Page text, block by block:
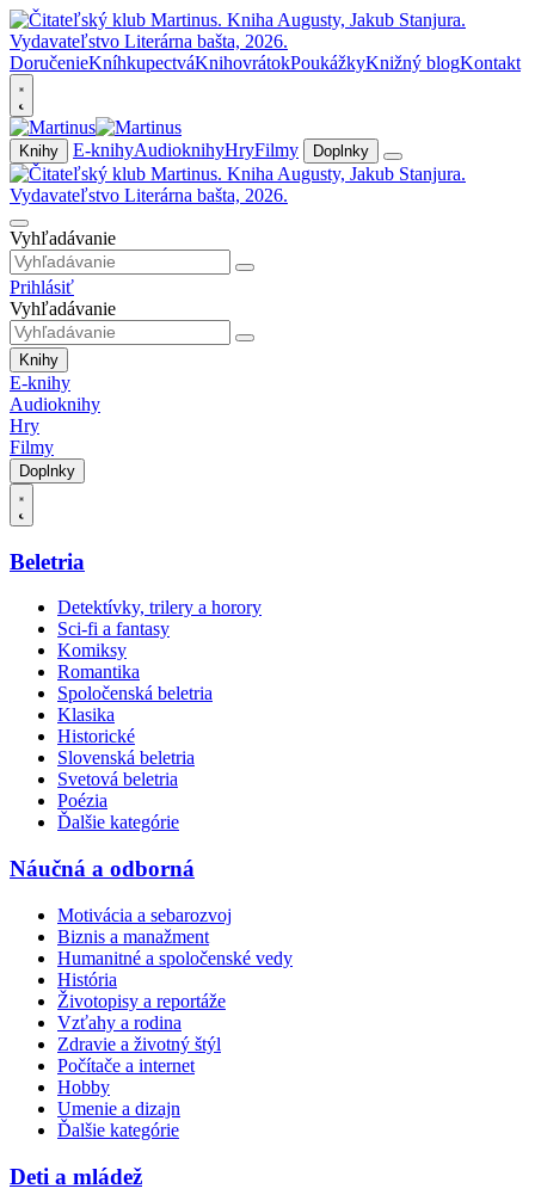
DoručenieKníhkupectváKnihovrátokPoukážkyKnižný blogKontakt
Knihy E-knihyAudioknihyHryFilmy Doplnky
Vyhľadávanie
Prihlásiť
Vyhľadávanie
Knihy
E-knihy
Audioknihy
Hry
Filmy
Doplnky
Beletria
Detektívky, trilery a horory
Sci-fi a fantasy
Komiksy
Romantika
Spoločenská beletria
Klasika
Historické
Slovenská beletria
Svetová beletria
Poézia
Ďalšie kategórie
Náučná a odborná
Motivácia a sebarozvoj
Biznis a manažment
Humanitné a spoločenské vedy
História
Životopisy a reportáže
Vzťahy a rodina
Zdravie a životný štýl
Počítače a internet
Hobby
Umenie a dizajn
Ďalšie kategórie
Deti a mládež